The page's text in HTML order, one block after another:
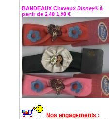
BANDEAUX Cheveux Disney® à
partir de 2,48 1,98 €
Nos engagements :